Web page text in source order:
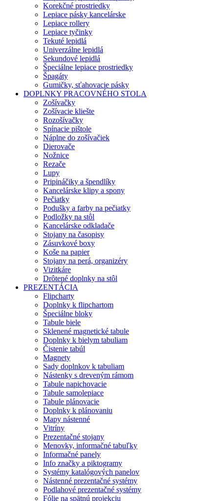
Korekčné prostriedky
Lepiace pásky kancelárske
Lepiace rollery
Lepiace tyčinky
Tekuté lepidlá
Univerzálne lepidlá
Sekundové lepidlá
Špeciálne lepiace prostriedky
Špagáty
Gumičky, sťahovacie pásky
DOPLNKY PRACOVNÉHO STOLA
Zošívačky
Zošívacie kliešte
Rozošívačky
Spínacie pištole
Náplne do zošívačiek
Dierovače
Nožnice
Rezače
Lupy
Pripináčiky a špendlíky
Kancelárske klipy a spony
Pečiatky
Podušky a farby na pečiatky
Podložky na stôl
Kancelárske odkladače
Stojany na časopisy
Zásuvkové boxy
Koše na papier
Stojany na perá, organizéry
Vizitkáre
Drôtené doplnky na stôl
PREZENTÁCIA
Flipcharty
Doplnky k flipchartom
Špeciálne bloky
Tabule biele
Sklenené magnetické tabule
Doplnky k bielym tabuliam
Čistenie tabúl
Magnety
Sady doplnkov k tabuliam
Nástenky s dreveným rámom
Tabule napichovacie
Tabule samolepiace
Tabule plánovacie
Doplnky k plánovaniu
Mapy nástenné
Vitríny
Prezentačné stojany
Menovky, informačné tabuľky
Informačné panely
Info značky a piktogramy
Systémy katalógových panelov
Nástenné prezentačné systémy
Podlahové prezentačné systémy
Fólie na spätnú projekciu